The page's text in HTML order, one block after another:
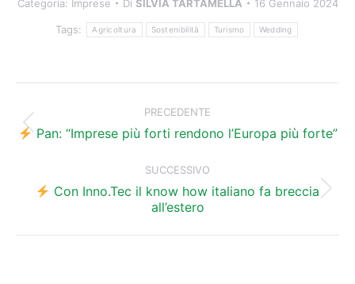
Categoria: Imprese Di SILVIA TARTAMELLA 16 Gennaio 2024
Tags: Agricoltura Sostenibilità Turismo Wedding
tra
PRECEDENTE
Post
Pan: “Imprese più forti rendono l’Europa più forte”
SUCCESSIVO
Prossimo
post:
Con Inno.Tec il know how italiano fa breccia
all’estero